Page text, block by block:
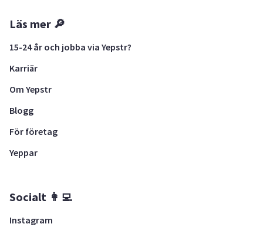
Läs mer 🔎
15-24 år och jobba via Yepstr?
Karriär
Om Yepstr
Blogg
För företag
Yeppar
Socialt 👩‍💻
Instagram